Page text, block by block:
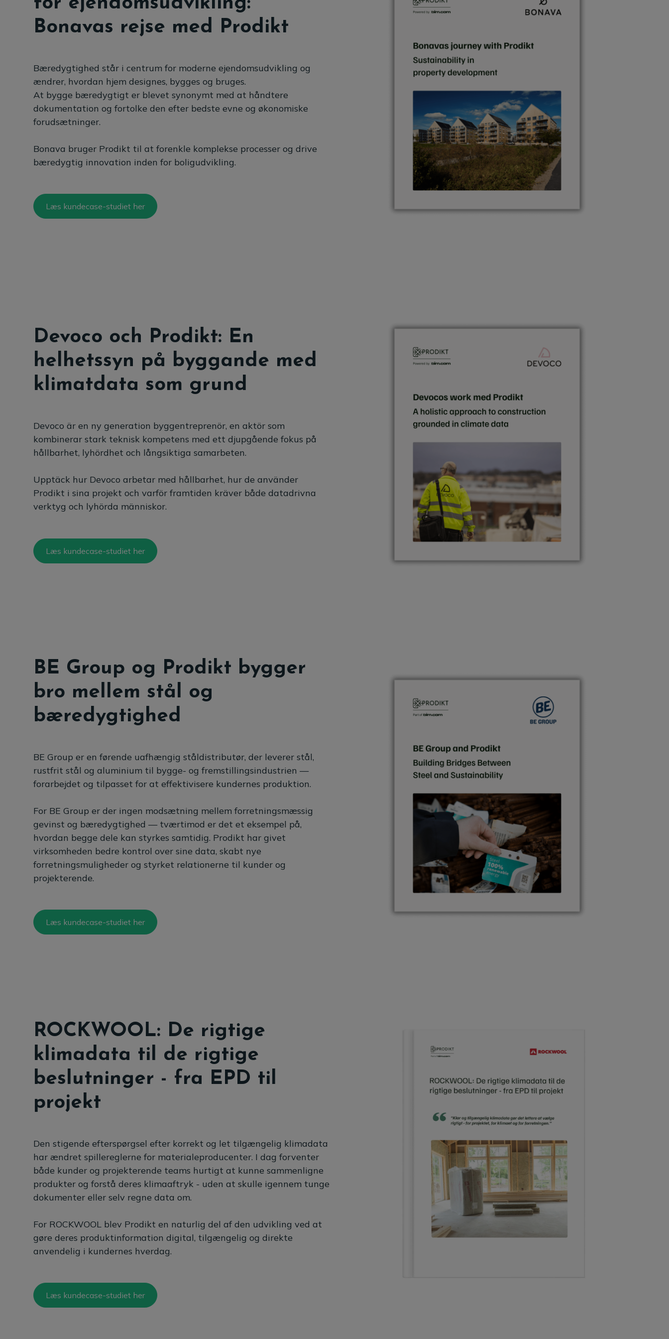
Bonavas rejse med Prodikt
Bæredygtighed står i centrum for moderne ejendomsudvikling og
ændrer, hvordan hjem designes, bygges og bruges.
At bygge bæredygtigt er blevet synonymt med at håndtere
dokumentation og fortolke den efter bedste evne og økonomiske
forudsætninger.
Bonava bruger Prodikt til at forenkle komplekse processer og drive
bæredygtig innovation inden for boligudvikling.
Læs kundecase-studiet her
Devoco och Prodikt: En
helhetssyn på byggande med
klimatdata som grund
Devoco är en ny generation byggentreprenör, en aktör som
kombinerar stark teknisk kompetens med ett djupgående fokus på
hållbarhet, lyhördhet och långsiktiga samarbeten.
Upptäck hur Devoco arbetar med hållbarhet, hur de använder
Prodikt i sina projekt och varför framtiden kräver både datadrivna
verktyg och lyhörda människor.
Læs kundecase-studiet her
BE Group og Prodikt bygger
bro mellem stål og
bæredygtighed
BE Group er en førende uafhængig ståldistributør, der leverer stål,
rustfrit stål og aluminium til bygge- og fremstillingsindustrien —
forarbejdet og tilpasset for at effektivisere kundernes produktion.
For BE Group er der ingen modsætning mellem forretningsmæssig
gevinst og bæredygtighed — tværtimod er det et eksempel på,
hvordan begge dele kan styrkes samtidig. Prodikt har givet
virksomheden bedre kontrol over sine data, skabt nye
forretningsmuligheder og styrket relationerne til kunder og
projekterende.
Læs kundecase-studiet her
ROCKWOOL: De rigtige
klimadata til de rigtige
beslutninger - fra EPD til
projekt
Den stigende efterspørgsel efter korrekt og let tilgængelig klimadata
har ændret spillereglerne for materialeproducenter. I dag forventer
både kunder og projekterende teams hurtigt at kunne sammenligne
produkter og forstå deres klimaaftryk - uden at skulle igennem tunge
dokumenter eller selv regne data om.
For ROCKWOOL blev Prodikt en naturlig del af den udvikling ved at
gøre deres produktinformation digital, tilgængelig og direkte
anvendelig i kundernes hverdag.
Læs kundecase-studiet her